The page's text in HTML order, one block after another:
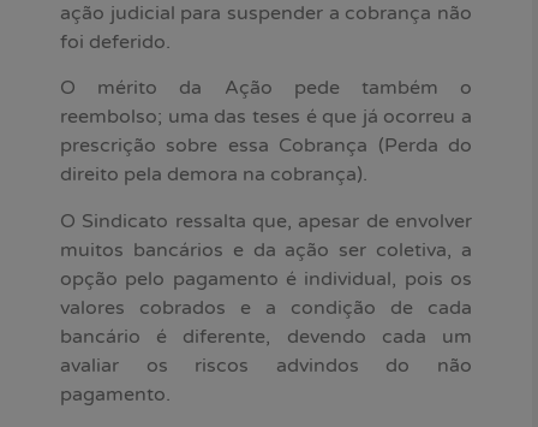
ação judicial para suspender a cobrança não
foi deferido.
O mérito da Ação pede também o
reembolso; uma das teses é que já ocorreu a
prescrição sobre essa Cobrança (Perda do
direito pela demora na cobrança).
O Sindicato ressalta que, apesar de envolver
muitos bancários e da ação ser coletiva, a
opção pelo pagamento é individual, pois os
valores cobrados e a condição de cada
bancário é diferente, devendo cada um
avaliar os riscos advindos do não
pagamento.